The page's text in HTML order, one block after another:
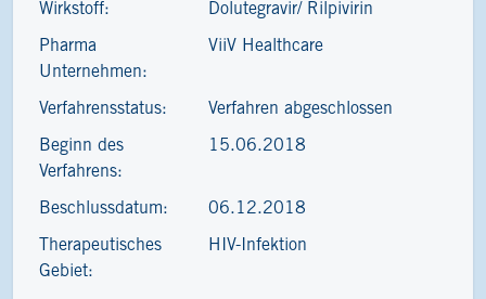
Wirkstoff: Dolutegravir/ Rilpivirin
Pharma
Unternehmen:
ViiV Healthcare
Verfahrensstatus: Verfahren abgeschlossen
Beginn des
Verfahrens:
15.06.2018
Beschlussdatum: 06.12.2018
Therapeutisches
Gebiet:
HIV-Infektion